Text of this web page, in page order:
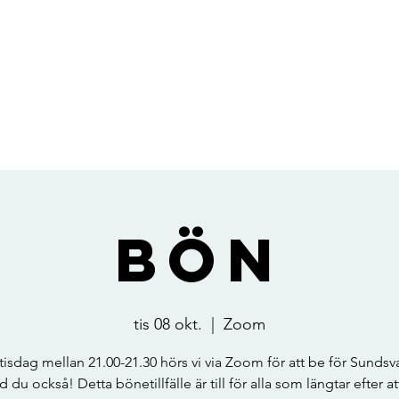
Bön
tis 08 okt. Zoom
mellan 21.00-21.30 hörs vi via Zoom för att be för
du också! Detta bönetillfälle är till för alla som längtar efter